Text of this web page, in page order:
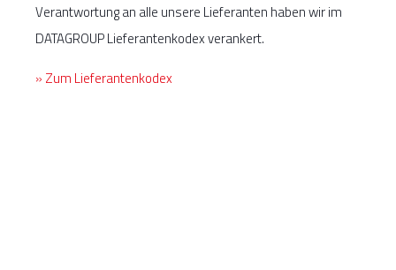
Verantwortung an alle unsere Lieferanten haben wir im
DATAGROUP Lieferantenkodex verankert.
» Zum Lieferantenkodex